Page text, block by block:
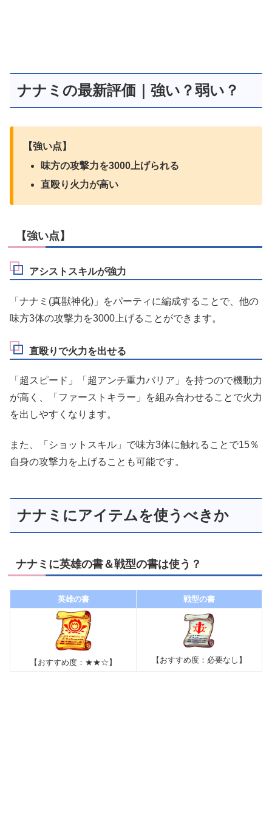
ナナミの最新評価｜強い？弱い？
【強い点】
味方の攻撃力を3000上げられる
直殴り火力が高い
【強い点】
アシストスキルが強力
「ナナミ(真獣神化)」をパーティに編成することで、他の
味方3体の攻撃力を3000上げることができます。
直殴りで火力を出せる
「超スピード」「超アンチ重力バリア」を持つので機動力
が高く、「ファーストキラー」を組み合わせることで火力
を出しやすくなります。
また、「ショットスキル」で味方3体に触れることで15％
自身の攻撃力を上げることも可能です。
ナナミにアイテムを使うべきか
ナナミに英雄の書＆戦型の書は使う？
英雄の書 戦型の書
【おすすめ度：★★☆】 【おすすめ度：必要なし】